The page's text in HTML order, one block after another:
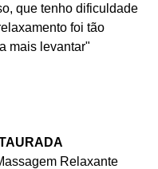
que tenho dificuldade
foi tão
mais levantar"
Relaxante